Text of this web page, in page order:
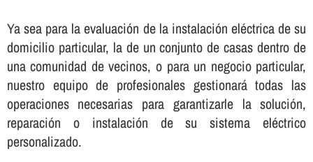
Ya sea para la evaluación de la instalación eléctrica de su
domicilio particular, la de un conjunto de casas dentro de
una comunidad de vecinos, o para un negocio particular,
nuestro equipo de profesionales gestionará todas las
operaciones necesarias para garantizarle la solución,
reparación o instalación de su sistema eléctrico
personalizado.